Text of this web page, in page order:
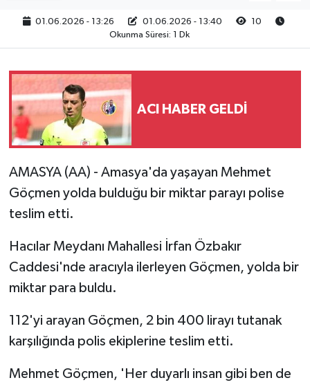
01.06.2026 - 13:26 01.06.2026 - 13:40
10
Okunma Süresi: 1 Dk
ACI HABER GELDİ
AMASYA (AA) - Amasya'da yaşayan Mehmet
Göçmen yolda bulduğu bir miktar parayı polise
teslim etti.
Hacılar Meydanı Mahallesi İrfan Özbakır
Caddesi'nde aracıyla ilerleyen Göçmen, yolda bir
miktar para buldu.
112'yi arayan Göçmen, 2 bin 400 lirayı tutanak
karşılığında polis ekiplerine teslim etti.
Mehmet Göçmen, 'Her duyarlı insan gibi ben de